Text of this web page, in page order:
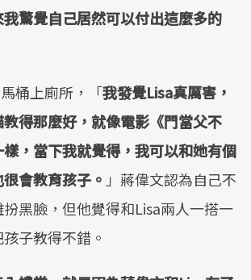
驚覺自己居然可以付出這麼多的
桶上廁所，「我發覺Lisa真厲害，
得那麼好，就像電影《門當父不
，當下我就覺得，我可以和她有個
會教育孩子。 」蔣偉文認為自己不
黑臉，但他覺得和Lisa兩人一搭一
子教得不錯。